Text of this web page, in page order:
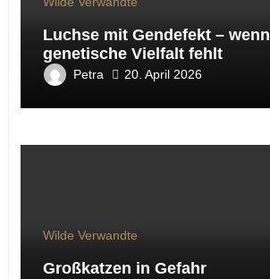
Luchse mit Gendefekt – wenn
genetische Vielfalt fehlt
Petra 20. April 2026
Wilde Verwandte
Großkatzen in Gefahr